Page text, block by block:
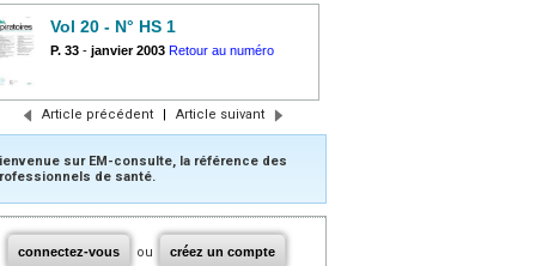
Vol 20 - N° HS 1
P. 33 - janvier 2003 Retour au numéro
Article précédent | Article suivant
sur EM-consulte, la référence des
de santé.
connectez-vous ou créez un compte